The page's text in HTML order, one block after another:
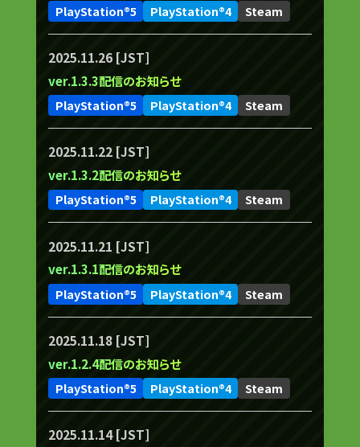
PlayStation®5 PlayStation®4 Steam
2025.11.26 [JST]
ver.1.3.3配信のお知らせ
PlayStation®5 PlayStation®4 Steam
2025.11.22 [JST]
ver.1.3.2配信のお知らせ
PlayStation®5 PlayStation®4 Steam
2025.11.21 [JST]
ver.1.3.1配信のお知らせ
PlayStation®5 PlayStation®4 Steam
2025.11.18 [JST]
ver.1.2.4配信のお知らせ
PlayStation®5 PlayStation®4 Steam
2025.11.14 [JST]